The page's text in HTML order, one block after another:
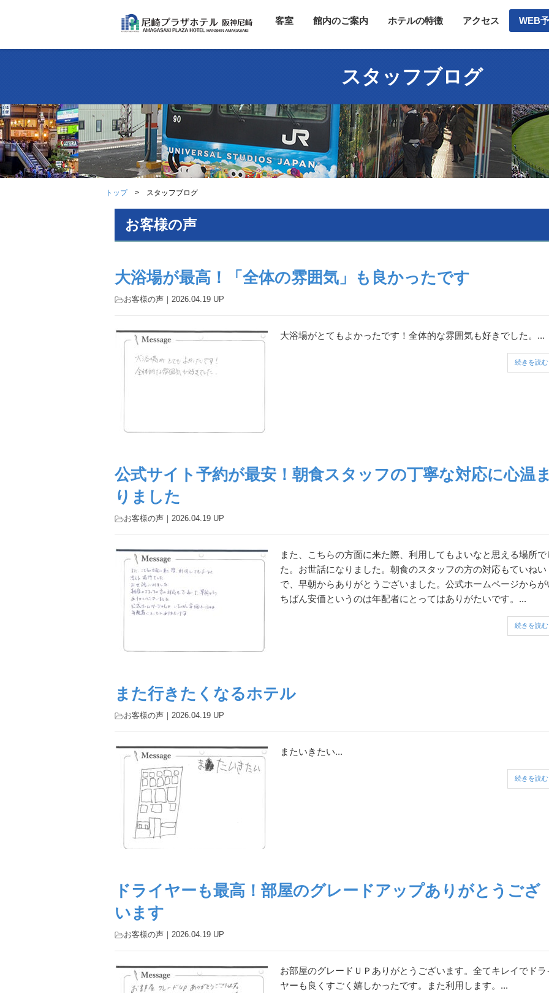
客室 館内のご案内 ホテルの特徴 アクセス WEB
スタッフブログ
トップ スタッフブログ
お客様の声
大浴場が最高！「全体の雰囲気」も良かったです
お客様の声 ｜2026.04.19 UP
大浴場がとてもよかったです！全体的な雰囲気も好きでした。...
続きを読む
公式サイト予約が最安！朝食スタッフの丁寧な対応に心温ま
りました
お客様の声 ｜2026.04.19 UP
また、こちらの方面に来た際、利用してもよいなと思える場所で
た。お世話になりました。朝食のスタッフの方の対応もていねい
で、早朝からありがとうございました。公式ホームページからが
ちばん安価というのは年配者にとってはありがたいです。...
続きを読む
また行きたくなるホテル
お客様の声 ｜2026.04.19 UP
またいきたい...
続きを読む
ドライヤーも最高！部屋のグレードアップありがとうござ
います
お客様の声 ｜2026.04.19 UP
お部屋のグレードＵＰありがとうございます。全てキレイでドラ
ヤーも良くすごく嬉しかったです。また利用します。...